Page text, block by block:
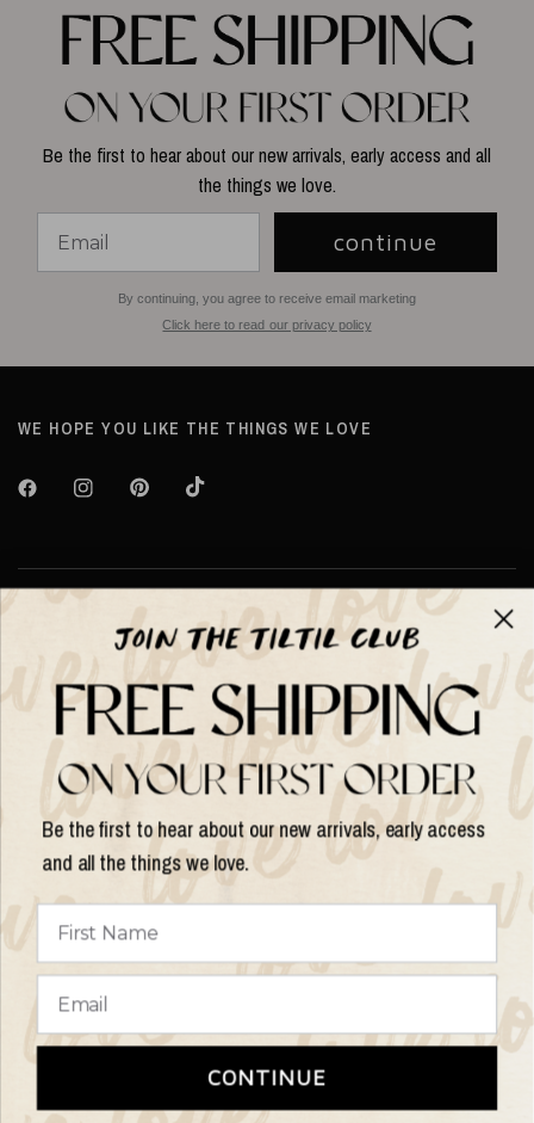
Be the first to hear about our new arrivals, early access and all
the things we love.
continue
By continuing, you agree to receive email marketing
Click here to read our privacy policy
WE HOPE YOU LIKE THE THINGS WE LOVE
Over TILTIL
Help
Shop op
bijwerken
© 2026 Things I Like Things I Love, All rights reserved.
Be the first to hear about our new arrivals, early access
and all the things we love.
CONTINUE